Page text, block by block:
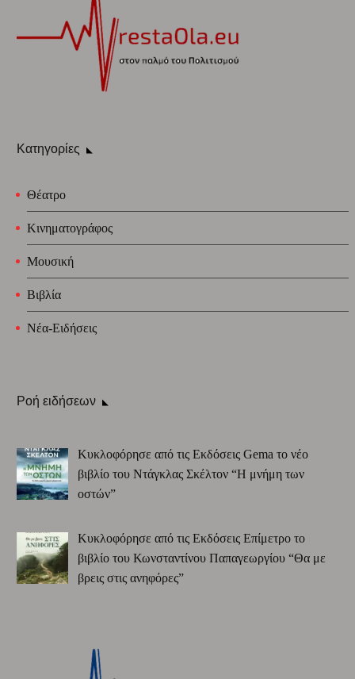
Κατηγορίες
Θέατρο
Κινηματογράφος
Μουσική
Βιβλία
Νέα-Ειδήσεις
Ροή ειδήσεων
Κυκλοφόρησε από τις Εκδόσεις Gema το νέο
βιβλίο του Ντάγκλας Σκέλτον “Η μνήμη των
οστών”
Κυκλοφόρησε από τις Εκδόσεις Επίμετρο το
βιβλίο του Κωνσταντίνου Παπαγεωργίου “Θα με
βρεις στις ανηφόρες”